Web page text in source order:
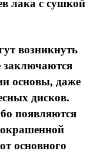
лака с сушкой
возникнуть
заключаются
основы, даже
дисков.
появляются
основного